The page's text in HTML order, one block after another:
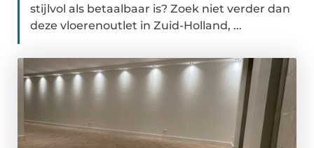
stijlvol als betaalbaar is? Zoek niet verder dan
deze vloerenoutlet in Zuid-Holland, ...